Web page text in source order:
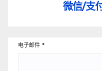
微信/支
电子邮件 *